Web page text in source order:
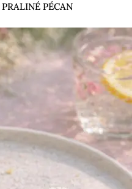
PÉCAN